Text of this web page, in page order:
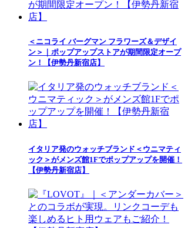
＜ニコライ バーグマン フラワーズ＆デザイ
ン＞｜ポップアップストアが期間限定オープ
ン！【伊勢丹新宿店】
イタリア発のウォッチブランド＜ウニマティ
ック＞がメンズ館1Fでポップアップを開催！
【伊勢丹新宿店】